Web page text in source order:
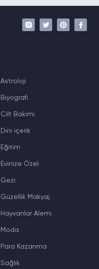
Astroloji
Biyografi
Cilt Bakımı
Dini içerik
Eğitim
Evinize Özel
Gezi
Güzellik Makyaj
Hayvanlar Alemi
Moda
Para Kazanma
Sağlık